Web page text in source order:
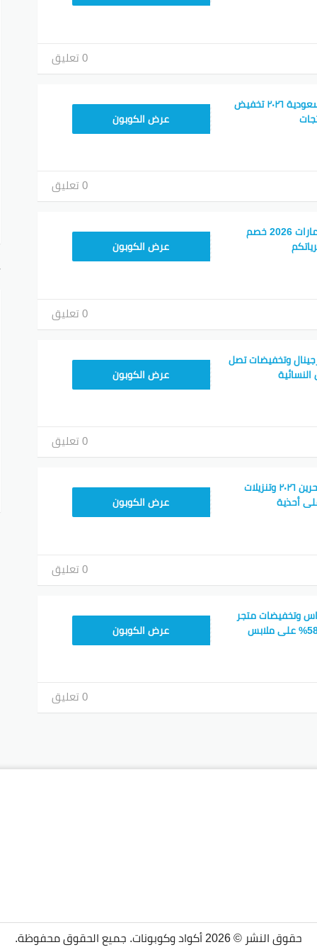
0 تعليق
كود خصم اديداس السعودية ٢٠٢٦ تخفيض
RAN203عرض الكوبون
0 تعليق
كود خصم اديداس الامارات 2026 خصم
RAN123عرض الكوبون
0 تعليق
وتخفيضات تصل
RAN203عرض الكوبون
0 تعليق
كود خصم اديداس البحرين ٢٠٢٦ وتنزيلات
عن 40% على أحذية
RAN123عرض الكوبون
0 تعليق
وتخفيضات متجر
adidas تتجاوز فوق 58% على ملابس
عرض الكوبون
0 تعليق
حقوق النشر © 2026 أكواد وكوبونات. جميع الحقوق محفوظة.